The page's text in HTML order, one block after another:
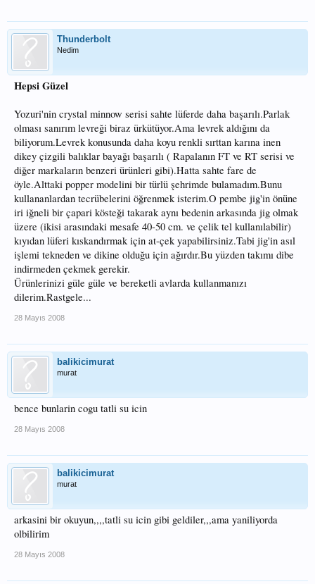
Thunderbolt
Nedim
Hepsi Güzel
Yozuri'nin crystal minnow serisi sahte lüferde daha başarılı.Parlak
olması sanırım levreği biraz ürkütüyor.Ama levrek aldığını da
biliyorum.Levrek konusunda daha koyu renkli sırttan karına inen
dikey çizgili balıklar bayağı başarılı ( Rapalanın FT ve RT serisi ve
diğer markaların benzeri ürünleri gibi).Hatta sahte fare de
öyle.Alttaki popper modelini bir türlü şehrimde bulamadım.Bunu
kullananlardan tecrübelerini öğrenmek isterim.O pembe jig'in önüne
iri iğneli bir çapari kösteği takarak aynı bedenin arkasında jig olmak
üzere (ikisi arasındaki mesafe 40-50 cm. ve çelik tel kullanılabilir)
kıyıdan lüferi kıskandırmak için at-çek yapabilirsiniz.Tabi jig'in asıl
işlemi tekneden ve dikine olduğu için ağırdır.Bu yüzden takımı dibe
indirmeden çekmek gerekir.
Ürünlerinizi güle güle ve bereketli avlarda kullanmanızı
dilerim.Rastgele...
28 Mayıs 2008
balikicimurat
murat
bence bunlarin cogu tatli su icin
28 Mayıs 2008
balikicimurat
murat
arkasini bir okuyun,,,,tatli su icin gibi geldiler,,,ama yaniliyorda
olbilirim
28 Mayıs 2008